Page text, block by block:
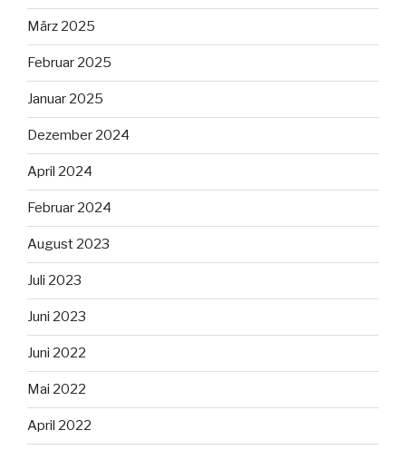
März 2025
Februar 2025
Januar 2025
Dezember 2024
April 2024
Februar 2024
August 2023
Juli 2023
Juni 2023
Juni 2022
Mai 2022
April 2022